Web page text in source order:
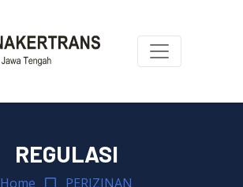
REGULASI
Home PERIZINAN